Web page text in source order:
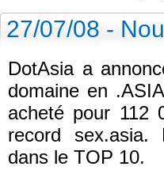
27/07/08 -
DotAsia a
domaine en
acheté pour 112
record sex.asia.
dans le TOP 10.